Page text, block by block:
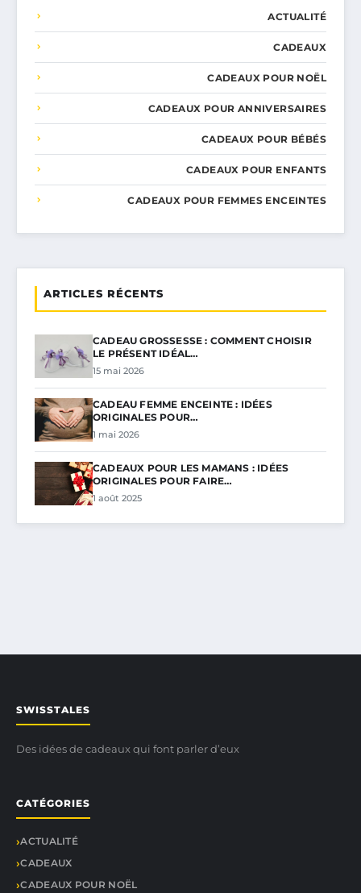
ACTUALITÉ
CADEAUX
CADEAUX POUR NOËL
CADEAUX POUR ANNIVERSAIRES
CADEAUX POUR BÉBÉS
CADEAUX POUR ENFANTS
CADEAUX POUR FEMMES ENCEINTES
ARTICLES RÉCENTS
CADEAU GROSSESSE : COMMENT CHOISIR
LE PRÉSENT IDÉAL…
15 mai 2026
CADEAU FEMME ENCEINTE : IDÉES
ORIGINALES POUR…
1 mai 2026
CADEAUX POUR LES MAMANS : IDÉES
ORIGINALES POUR FAIRE…
1 août 2025
SWISSTALES
Des idées de cadeaux qui font parler d’eux
CATÉGORIES
ACTUALITÉ
CADEAUX
CADEAUX POUR NOËL